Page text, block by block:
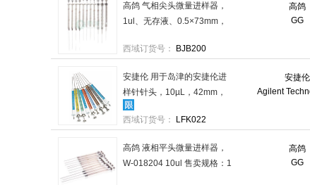
高鸽
GG
高鸽 气相尖头微量进样器，
1ul、无存液、0.5×73mm，
西域订货号：
BJB200
安捷伦
Agilent
安捷伦 用于岛津的安捷伦进
样针针头，10µL，42mm，
23号，锥形针尖，用于8001-
0004，2/包，8001-0005 售
西域订货号： LFK022
高鸽
GG
高鸽 液相平头微量进样器，
W-018204 10ul 售卖规格：1